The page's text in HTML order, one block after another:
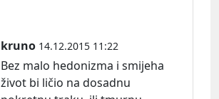
kruno 14.12.2015 11:22
Bez malo hedonizma i smijeha
život bi ličio na dosadnu